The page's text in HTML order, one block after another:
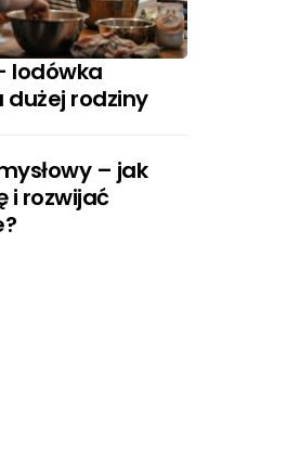
lodówka
rodziny
– jak
i rozwijać